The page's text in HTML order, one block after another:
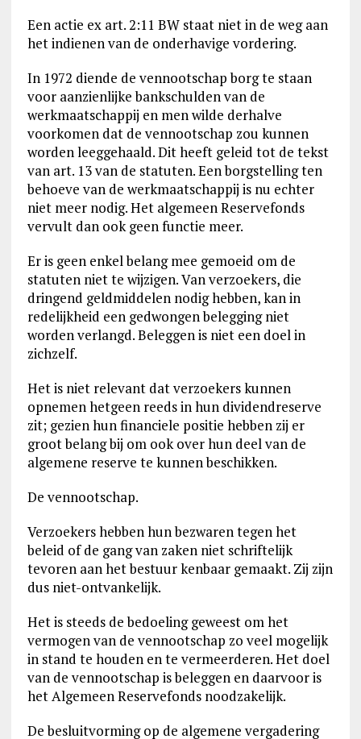
Een actie ex art. 2:11 BW staat niet in de weg aan
het indienen van de onderhavige vordering.
In 1972 diende de vennootschap borg te staan
voor aanzienlijke bankschulden van de
werkmaatschappij en men wilde derhalve
voorkomen dat de vennootschap zou kunnen
worden leeggehaald. Dit heeft geleid tot de tekst
van art. 13 van de statuten. Een borgstelling ten
behoeve van de werkmaatschappij is nu echter
niet meer nodig. Het algemeen Reservefonds
vervult dan ook geen functie meer.
Er is geen enkel belang mee gemoeid om de
statuten niet te wijzigen. Van verzoekers, die
dringend geldmiddelen nodig hebben, kan in
redelijkheid een gedwongen belegging niet
worden verlangd. Beleggen is niet een doel in
zichzelf.
Het is niet relevant dat verzoekers kunnen
opnemen hetgeen reeds in hun dividendreserve
zit; gezien hun financiele positie hebben zij er
groot belang bij om ook over hun deel van de
algemene reserve te kunnen beschikken.
De vennootschap.
Verzoekers hebben hun bezwaren tegen het
beleid of de gang van zaken niet schriftelijk
tevoren aan het bestuur kenbaar gemaakt. Zij zijn
dus niet-ontvankelijk.
Het is steeds de bedoeling geweest om het
vermogen van de vennootschap zo veel mogelijk
in stand te houden en te vermeerderen. Het doel
van de vennootschap is beleggen en daarvoor is
het Algemeen Reservefonds noodzakelijk.
De besluitvorming op de algemene vergadering